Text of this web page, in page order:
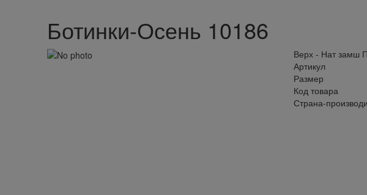
Ботинки-Осень 10186
Верх - Нат замш
Артикул
Размер
Код товара
Страна-